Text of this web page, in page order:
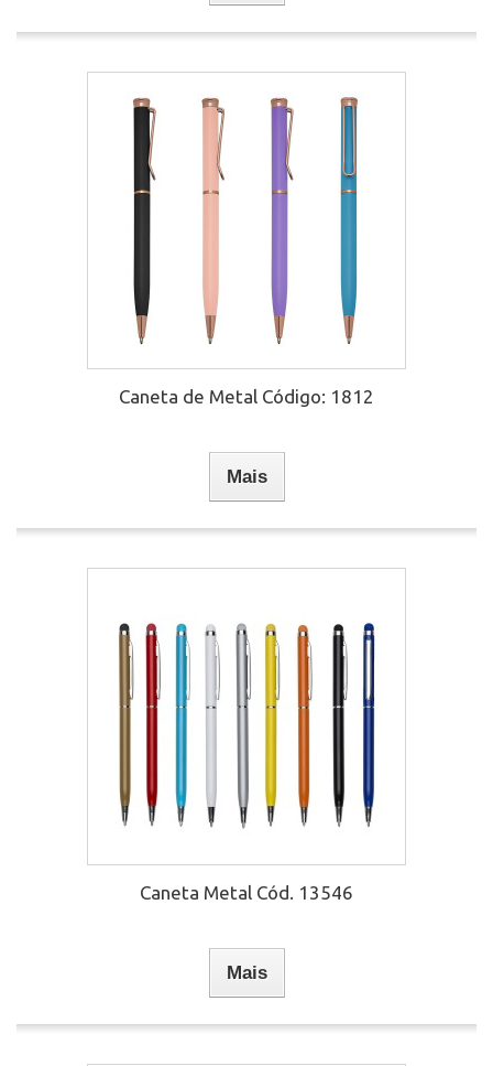
Caneta de Metal Código: 1812
Mais
Caneta Metal Cód. 13546
Mais